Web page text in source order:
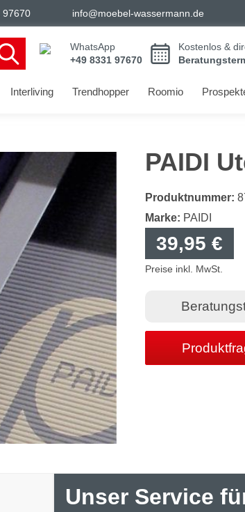
97670 info@moebel-wassermann.de
WhatsApp
+49 8331 97670
Kostenlos &
Interliving Trendhopper Roomio
PAIDI
Produktnummer:
Marke: PAIDI
39,95 €
Preise inkl. MwSt.
Unser Service